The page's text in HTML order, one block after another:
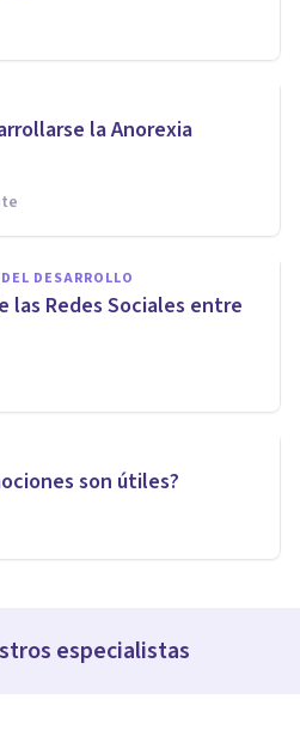
la Anorexia
DESARROLLO
las Redes Sociales entre
son útiles?
especialistas